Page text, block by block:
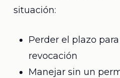
situación:
Perder el plazo
revocación
Manejar sin un